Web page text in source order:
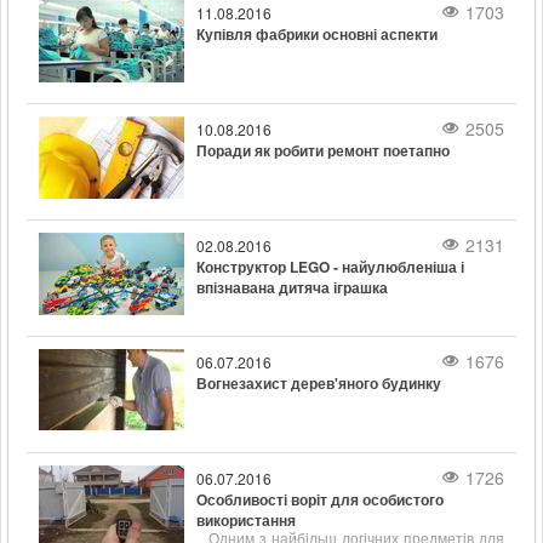
безпечною для свого господаря і досить
просторою.
11.08.2016 1703
Купівля фабрики основні аспекти
10.08.2016 2505
Поради як робити ремонт поетапно
02.08.2016 2131
Конструктор LEGO - найулюбленіша і
впізнавана дитяча іграшка
06.07.2016 1676
Вогнезахист дерев'яного будинку
06.07.2016 1726
Особливості воріт для особистого
використання
Одним з найбільш логічних предметів для